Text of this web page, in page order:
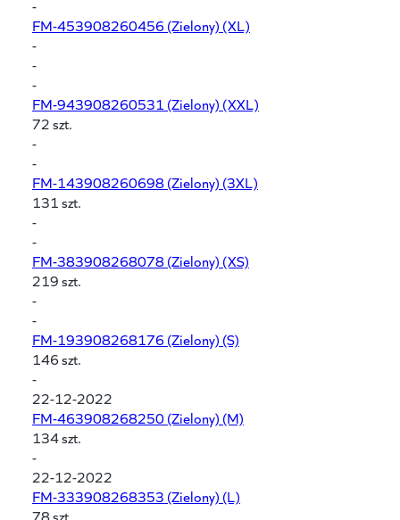
-
FM-453908260456 (Zielony) (XL)
-
-
-
FM-943908260531 (Zielony) (XXL)
72 szt.
-
-
FM-143908260698(Zielony) (3XL)
131 szt.
-
-
FM-383908268078(Zielony) (XS)
219 szt.
-
-
FM-193908268176 (Zielony) (S)
146 szt.
-
22-12-2022
FM-463908268250(Zielony) (M)
134 szt.
-
22-12-2022
FM-333908268353 (Zielony) (L)
78 szt.